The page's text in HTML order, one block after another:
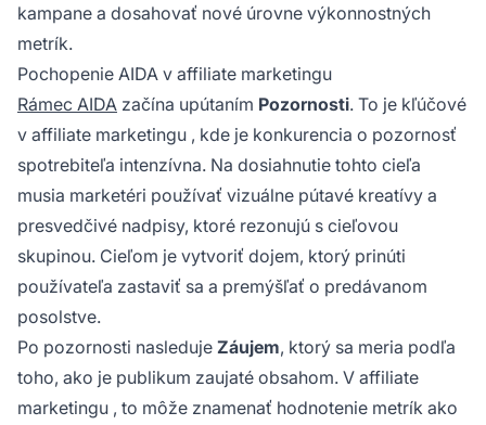
kampane a dosahovať nové úrovne výkonnostných
metrík.
Pochopenie AIDA v affiliate marketingu
Rámec AIDA začína upútaním Pozornosti. To je kľúčové
v affiliate marketingu , kde je konkurencia o pozornosť
spotrebiteľa intenzívna. Na dosiahnutie tohto cieľa
musia marketéri používať vizuálne pútavé kreatívy a
presvedčivé nadpisy, ktoré rezonujú s cieľovou
skupinou. Cieľom je vytvoriť dojem, ktorý prinúti
používateľa zastaviť sa a premýšľať o predávanom
posolstve.
Po pozornosti nasleduje Záujem, ktorý sa meria podľa
toho, ako je publikum zaujaté obsahom. V affiliate
marketingu , to môže znamenať hodnotenie metrík ako